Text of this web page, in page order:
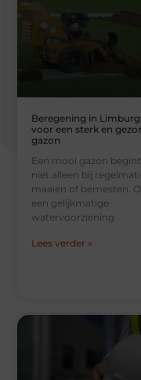
Beregening in Limburg
voor een sterk en
gazon
Een mooi gazon begint
niet alleen bij
maaien of bemesten.
een gelijkmatige
watervoorziening
Lees verder »